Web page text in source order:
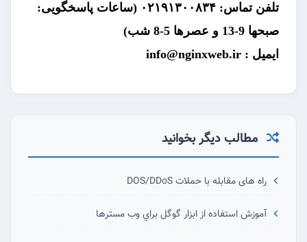
تلفن تماس: ۰۲۱۹۱۳۰۰۸۳۴
(ساعات پاسخگویی:
صبحها 9-13 و عصرها 5-8 شب)
یمیل : info@nginxweb.ir
مطالب دیگر بخوانید
راه های مقابله با حملات DOS/DDoS
آموزش استفاده از ابزار گوگل براي وب مسترها